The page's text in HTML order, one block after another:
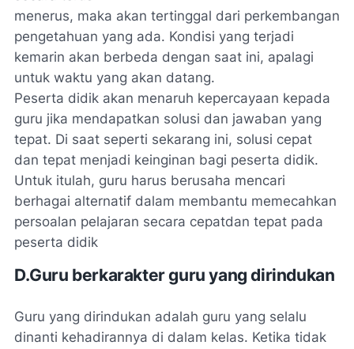
menerus, maka akan tertinggal dari perkembangan
pengetahuan yang ada. Kondisi yang terjadi
kemarin akan berbeda dengan saat ini, apalagi
untuk waktu yang akan datang.
Peserta didik akan menaruh kepercayaan kepada
guru jika mendapatkan solusi dan jawaban yang
tepat. Di saat seperti sekarang ini, solusi cepat
dan tepat menjadi keinginan bagi peserta didik.
Untuk itulah, guru harus berusaha mencari
berhagai alternatif dalam membantu memecahkan
persoalan pelajaran secara cepatdan tepat pada
peserta didik
D.Guru berkarakter guru yang dirindukan
Guru yang dirindukan adalah guru yang selalu
dinanti kehadirannya di dalam kelas. Ketika tidak